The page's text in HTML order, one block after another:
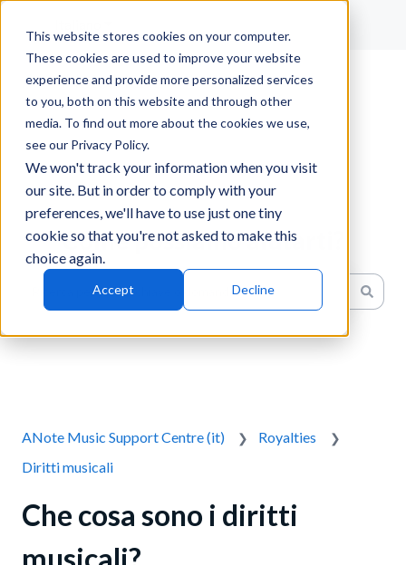
This website stores cookies on your computer.
These cookies are used to improve your website
experience and provide more personalized services
to you, both on this website and through other
media. To find out more about the cookies we use,
see our Privacy Policy.
We won't track your information when you visit
our site. But in order to comply with your
preferences, we'll have to use just one tiny
cookie so that you're not asked to make this
choice again.
Accept Decline
Come possiamo aiutarti?
ANote Music Support Centre (it)
Royalties
Diritti musicali
Che cosa sono i diritti